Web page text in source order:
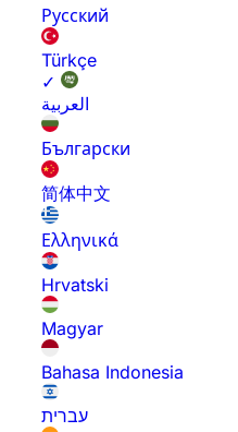
Русский
Türkçe
✓
العربية
Български
简体中文
Ελληνικά
Hrvatski
Magyar
Bahasa Indonesia
עברית